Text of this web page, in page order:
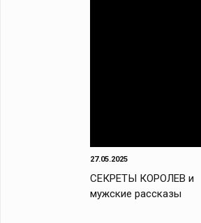
27.05.2025
СЕКРЕТЫ КОРОЛЕВ и
мужские рассказы